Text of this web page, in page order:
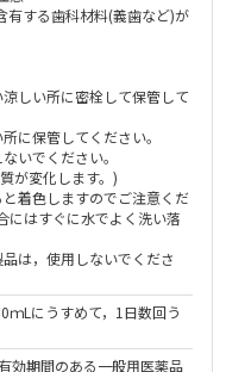
有する歯科材料(義歯など)が
涼しい所に密栓して保管して
に保管してください。
いでください。
が変化します。)
と着色しますのでご注意くだ
にはすぐに水でよく洗い落
品は，使用しないでくださ
ｍLにうすめて，1日数回う
効期間のある一般用医薬品